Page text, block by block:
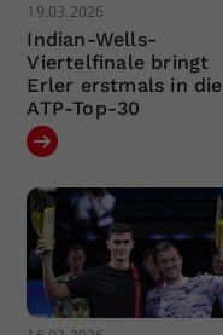
19.03.2026
Indian-Wells-
Viertelfinale bringt
Erler erstmals in die
ATP-Top-30